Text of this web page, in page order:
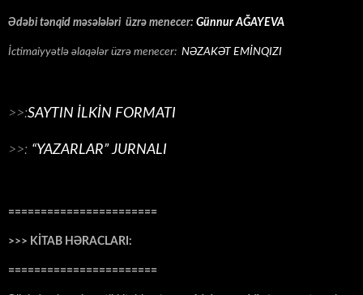
Ədəbi tənqid məsələləri üzrə menecer: Günnur AĞAYEVA
İctimaiyyətlə əlaqələr üzrə menecer: NƏZAKƏT EMİNQIZI
>>:SAYTIN İLKİN FORMATI
>>: “YAZARLAR” JURNALI
=======================
>>> KİTAB HƏRACLARI:
=======================